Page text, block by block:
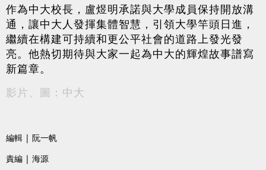
作為中大校長，盧煜明承諾與大學成員保持開放溝
通，讓中大人發揮集體智慧，引領大學竿頭日進，
繼續在構建可持續和更公平社會的道路上發光發
亮。他熱切期待與大家一起為中大的輝煌故事譜寫
新篇章。
影片、圖：中大
編輯 | 阮一帆
責編 | 海源